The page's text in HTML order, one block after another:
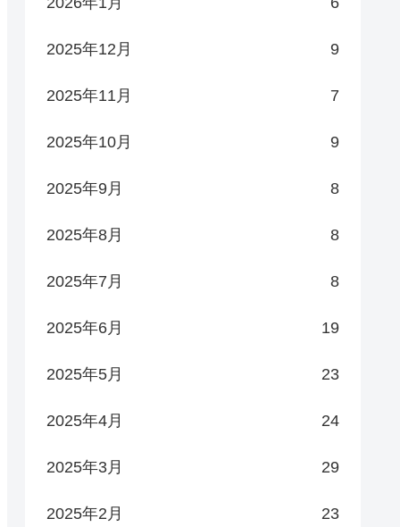
2025年12月 9
2025年11月 7
2025年10月 9
2025年9月 8
2025年8月 8
2025年7月 8
2025年6月 19
2025年5月 23
2025年4月 24
2025年3月 29
2025年2月 23